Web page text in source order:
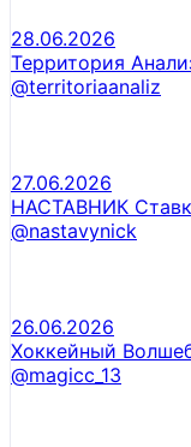
28.06.2026
Территория
@territoriaanaliz
27.06.2026
НАСТАВНИК
@nastavynick
26.06.2026
Хоккейный
@magicc_13